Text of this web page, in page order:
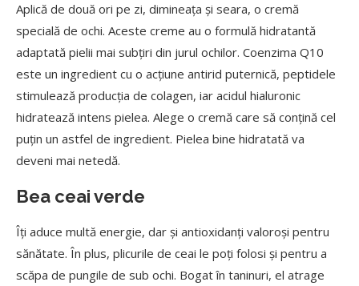
Aplică de două ori pe zi, dimineaţa şi seara, o cremă
specială de ochi. Aceste creme au o formulă hidratantă
adaptată pielii mai subţiri din jurul ochilor. Coenzima Q10
este un ingredient cu o acţiune antirid puternică, peptidele
stimulează producţia de colagen, iar acidul hialuronic
hidratează intens pielea. Alege o cremă care să conţină cel
puţin un astfel de ingredient. Pielea bine hidratată va
deveni mai netedă.
Bea ceai verde
Îţi aduce multă energie, dar şi antioxidanţi valoroşi pentru
sănătate. În plus, plicurile de ceai le poţi folosi şi pentru a
scăpa de pungile de sub ochi. Bogat în taninuri, el atrage